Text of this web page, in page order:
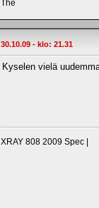
The
30.10.09 - klo: 21.31
Kyselen vielä
XRAY 808 2009 Spec |